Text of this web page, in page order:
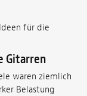
für die
Gitarren
waren ziemlich
Belastung